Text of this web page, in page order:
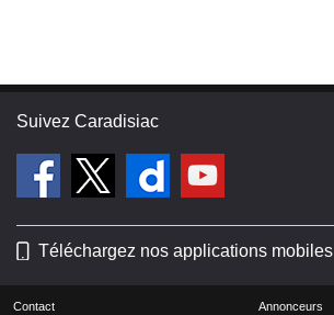
Suivez Caradisiac
Téléchargez nos applications mobiles
Contact Annonceurs